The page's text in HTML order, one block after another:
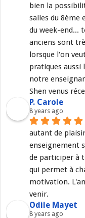
bien la
salles du 8ème
du week-end...
anciens sont
lorsque l'on
pratiques aussi
notre
Shen venus
P. Carole
8 years ago
autant de
enseignement
de participer à
qui permet à
motivation.
venir.
Odile Mayet
8 years ago